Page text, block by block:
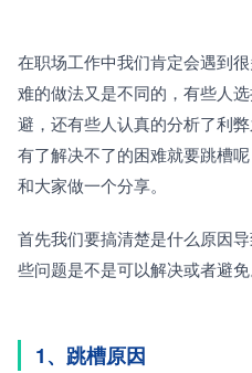
在职场工作中我们肯定会遇到
难的做法又是不同的，有些人
避，还有些人认真的分析了利
有了解决不了的困难就要跳槽
和大家做一个分享。
首先我们要搞清楚是什么原因
些问题是不是可以解决或者避免
1、跳槽原因